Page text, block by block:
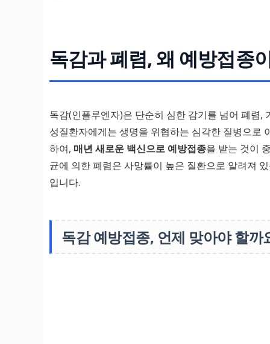
독감과 폐렴, 왜 예방접종
독감(인플루엔자)은 단순히 심한 감기를 넘어 폐렴
성질환자에게는 생명을 위협하는 심각한 질병으로
하여, 매년 새로운 백신으로 예방접종을 받는 것이
균에 의한 폐렴은 사망률이 높은 질환으로 알려져
입니다.
독감 예방접종, 언제 맞아야 할까